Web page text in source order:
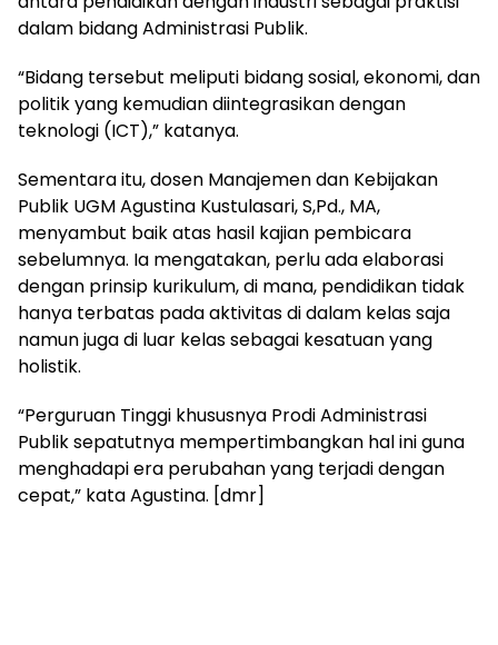
dalam bidang Administrasi Publik.
“Bidang tersebut meliputi bidang sosial, ekonomi, dan
politik yang kemudian diintegrasikan dengan
teknologi (ICT),” katanya.
Sementara itu, dosen Manajemen dan Kebijakan
Publik UGM Agustina Kustulasari, S,Pd., MA,
menyambut baik atas hasil kajian pembicara
sebelumnya. Ia mengatakan, perlu ada elaborasi
dengan prinsip kurikulum, di mana, pendidikan tidak
hanya terbatas pada aktivitas di dalam kelas saja
namun juga di luar kelas sebagai kesatuan yang
holistik.
“Perguruan Tinggi khususnya Prodi Administrasi
Publik sepatutnya mempertimbangkan hal ini guna
menghadapi era perubahan yang terjadi dengan
cepat,” kata Agustina. [dmr]